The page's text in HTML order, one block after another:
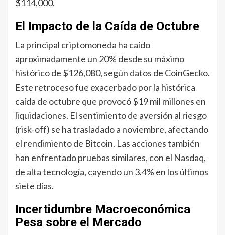
$114,000.
El Impacto de la Caída de Octubre
La principal criptomoneda ha caído
aproximadamente un 20% desde su máximo
histórico de $126,080, según datos de CoinGecko.
Este retroceso fue exacerbado por la histórica
caída de octubre que provocó $19 mil millones en
liquidaciones. El sentimiento de aversión al riesgo
(risk-off) se ha trasladado a noviembre, afectando
el rendimiento de Bitcoin. Las acciones también
han enfrentado pruebas similares, con el Nasdaq,
de alta tecnología, cayendo un 3.4% en los últimos
siete días.
Incertidumbre Macroeconómica
Pesa sobre el Mercado